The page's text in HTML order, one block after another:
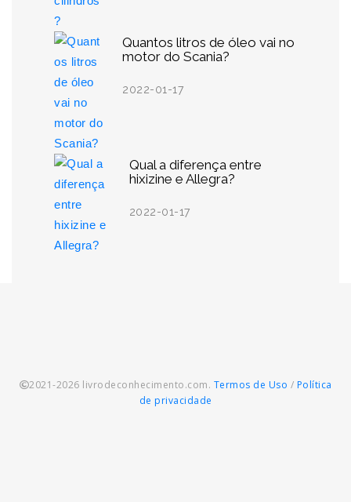
Quantos litros de óleo vai no
motor do Scania?
2022-01-17
Qual a diferença entre
hixizine e Allegra?
2022-01-17
2021-2026 livrodeconhecimento.com. Termos de Uso / Política
de privacidade